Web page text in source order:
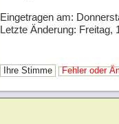
Eingetragen am:
Letzte Änderung: Freitag,
Ihre Stimme Fehler oder